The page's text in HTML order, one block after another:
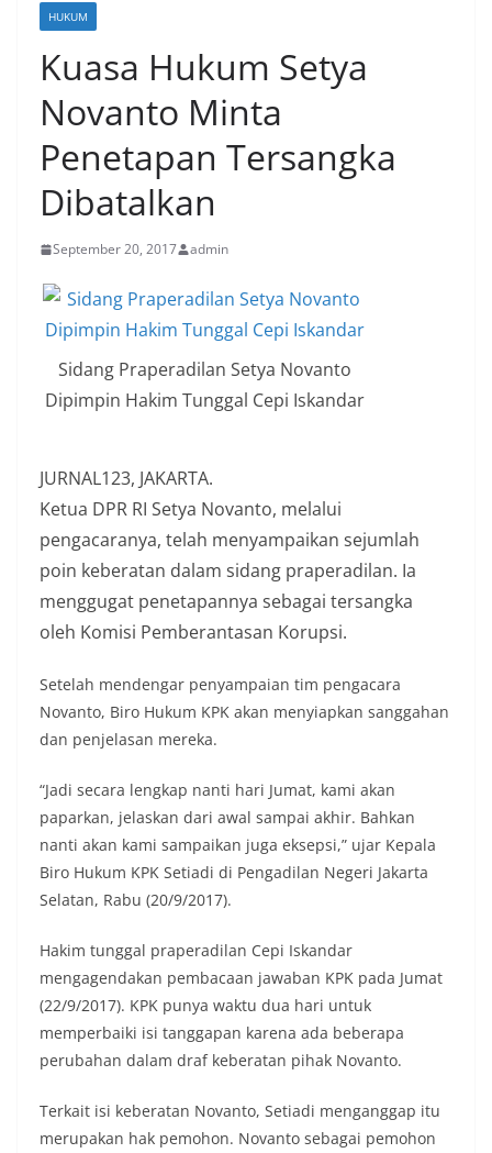
HUKUM
Kuasa Hukum Setya
Novanto Minta
Penetapan Tersangka
Dibatalkan
September 20, 2017 admin
Sidang Praperadilan Setya Novanto
Dipimpin Hakim Tunggal Cepi Iskandar
JURNAL123, JAKARTA.
Ketua DPR RI Setya Novanto, melalui
pengacaranya, telah menyampaikan sejumlah
poin keberatan dalam sidang praperadilan. Ia
menggugat penetapannya sebagai tersangka
oleh Komisi Pemberantasan Korupsi.
Setelah mendengar penyampaian tim pengacara
Novanto, Biro Hukum KPK akan menyiapkan sanggahan
dan penjelasan mereka.
“Jadi secara lengkap nanti hari Jumat, kami akan
paparkan, jelaskan dari awal sampai akhir. Bahkan
nanti akan kami sampaikan juga eksepsi,” ujar Kepala
Biro Hukum KPK Setiadi di Pengadilan Negeri Jakarta
Selatan, Rabu (20/9/2017).
Hakim tunggal praperadilan Cepi Iskandar
mengagendakan pembacaan jawaban KPK pada Jumat
(22/9/2017). KPK punya waktu dua hari untuk
memperbaiki isi tanggapan karena ada beberapa
perubahan dalam draf keberatan pihak Novanto.
Terkait isi keberatan Novanto, Setiadi menganggap itu
merupakan hak pemohon. Novanto sebagai pemohon